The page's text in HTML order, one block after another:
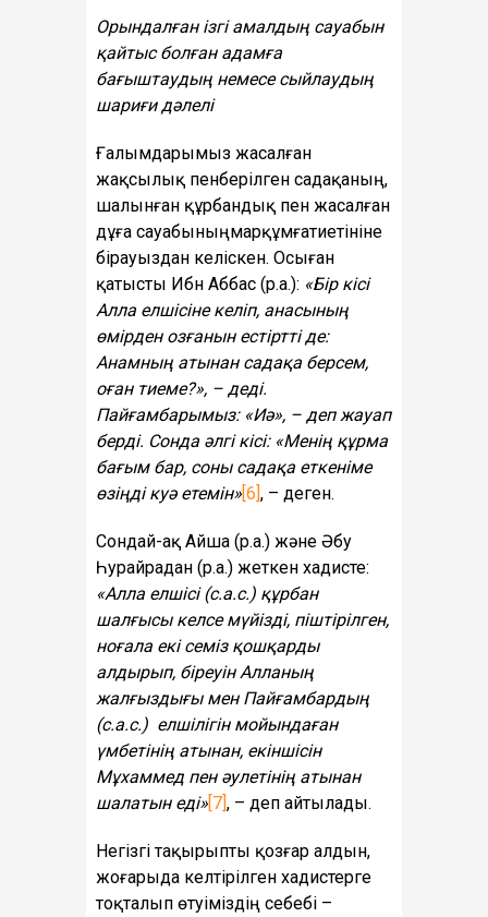
Орындалған ізгі амалдың сауабын
қайтыс болған адамға
бағыштаудың немесе сыйлаудың
шариғи дәлелі
Ғалымдарымыз жасалған
жақсылық пенберілген садақаның,
шалынған құрбандық пен жасалған
дұға сауабыныңмарқұмғатиетініне
бірауыздан келіскен. Осыған
қатысты Ибн Аббас (р.а.): «Бір кісі
Алла елшісіне келіп, анасының
өмірден озғанын естіртті де:
Анамның атынан садақа берсем,
оған тиеме?», – деді.
Пайғамбарымыз: «Иә», – деп жауап
берді. Сонда әлгі кісі: «Менің құрма
бағым бар, соны садақа еткеніме
өзіңді куә етемін»[6], – деген.
Сондай-ақ Айша (р.а.) және Әбу
Һурайрадан (р.а.) жеткен хадисте:
«Алла елшісі (с.а.с.) құрбан
шалғысы келсе мүйізді, піштірілген,
ноғала екі семіз қошқарды
алдырып, біреуін Алланың
жалғыздығы мен Пайғамбардың
(с.а.с.) елшілігін мойындаған
үмбетінің атынан, екіншісін
Мұхаммед пен әулетінің атынан
шалатын еді»[7], – деп айтылады.
Негізгі тақырыпты қозғар алдын,
жоғарыда келтірілген хадистерге
тоқталып өтуіміздің себебі –